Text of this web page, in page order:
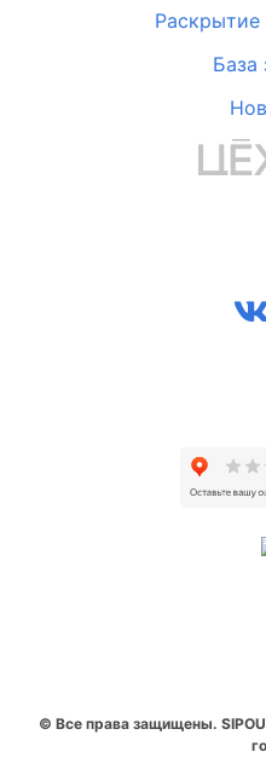
База
© Все права защищены.